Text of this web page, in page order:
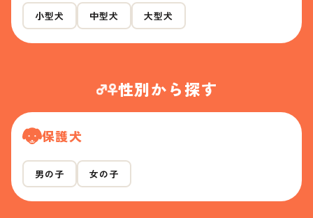
小型犬 中型犬 大型犬
性別から探す
保護犬
男の子 女の子